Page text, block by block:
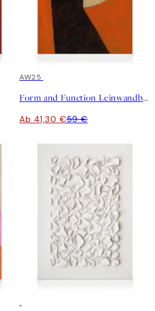
30%*
AW25
Form and Function Leinwandbild
Ab 41,30 €59 €